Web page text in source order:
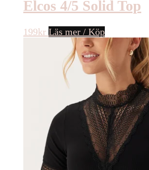
Elcos 4/5 Solid Top
199kr Läs mer / Köp